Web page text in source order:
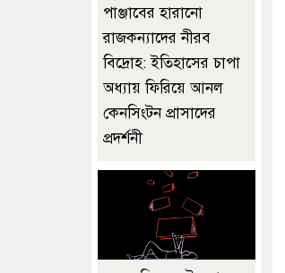
পাঞ্জাবের হারানো
রাজকন্যাদের নীরব
বিদ্রোহ: ইতিহাসের চাপা
অধ্যায় ফিরিয়ে আনল
কেনসিংটন প্রাসাদের
প্রদর্শনী